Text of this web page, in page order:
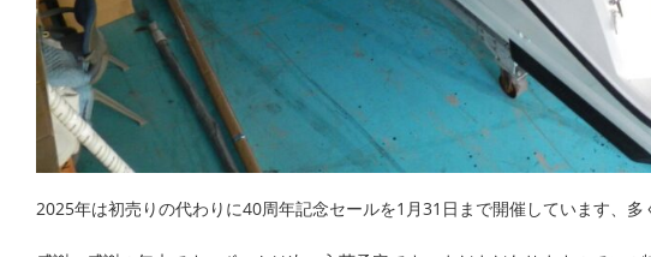
2025年は初売りの代わりに40周年記念セールを1月31日まで開催しています、多